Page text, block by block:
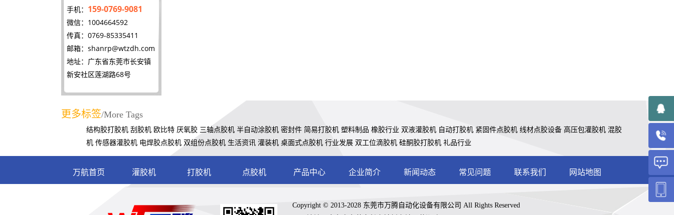
手机： 159-0769-9081
微信：1004664592
传真：0769-85335411
邮箱： shanrp@wtzdh.com
地址：广东省东莞市长安镇
新安社区莲湖路68号
更多标签/More Tags
结构胶打胶机 刮胶机 欧比特 厌氧胶 三轴点胶机 半自动涂胶机 密封件 简易打胶机 塑料制品 橡胶行业 双液灌胶机 自动打胶机 紧固件点胶机 线材点胶设备 高压包灌胶机 混胶
机 传感器灌胶机 电焊胶点胶机 双组份点胶机 生活资讯 灌装机 桌面式点胶机 行业发展 双工位滴胶机 硅酮胶打胶机 礼品行业
万航首页 灌胶机 打胶机 点胶机 产品中心 企业简介 新闻动态 常见问题 联系我们 网站地图
Copyright © 2013-2028 东莞市万腾自动化设备有限公司 All Rights Reserved